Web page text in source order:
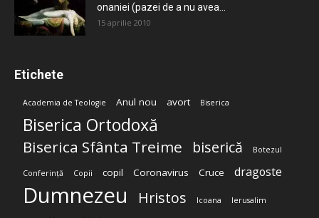
onaniei (pazei de a nu avea...
15 aprilie 2010
Etichete
Academia de Teologie Anul nou avort Biserica
Biserica Ortodoxă
Biserica Sfânta Treime biserică Botezul
Conferință Copii copil Coronavirus Cruce dragoste
Dumnezeu Hristos Icoana Ierusalim